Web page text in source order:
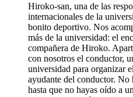
Hiroko-san, una de las
internacionales de la
bonito deportivo. Nos
más de la universidad: el
compañera de Hiroko.
con nosotros el conductor,
universidad para organizar
ayudante del conductor. No
hasta que no hayas oído a